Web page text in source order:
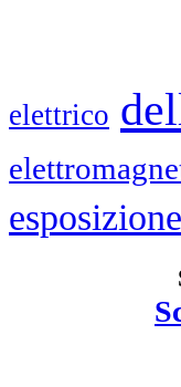
elettrico
esposizione